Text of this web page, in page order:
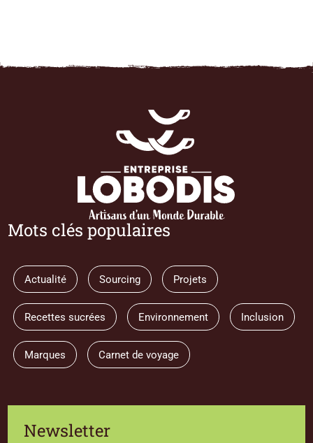
Mots clés populaires
Actualité Sourcing Projets
Recettes sucrées Environnement Inclusion
Marques Carnet de voyage
Newsletter